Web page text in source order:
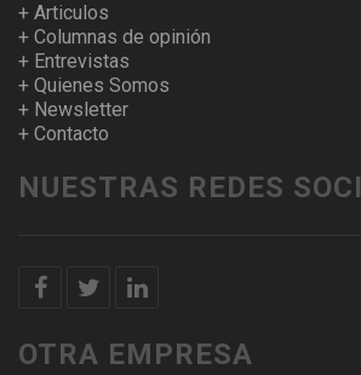
+ Articulos
+ Columnas de opinión
+ Entrevistas
+ Quienes Somos
+ Newsletter
+ Contacto
NUESTRAS REDES
OTRA EMPRESA